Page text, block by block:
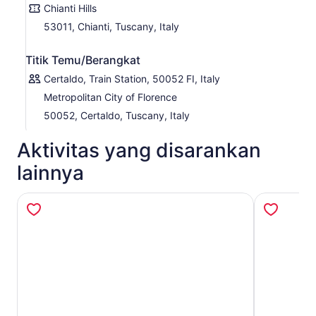
Chianti Hills
53011, Chianti, Tuscany, Italy
Titik Temu/Berangkat
Certaldo, Train Station, 50052 FI, Italy
Metropolitan City of Florence
50052, Certaldo, Tuscany, Italy
Aktivitas yang disarankan
lainnya